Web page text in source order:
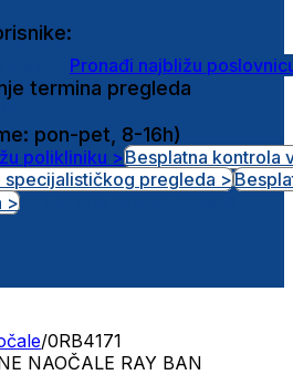
Pronađi najbližu
termina pregleda
pon-pet, 8-16h)
polikliniku >Besplatna kontrola
specijalističkog pregleda >
>
/0RB4171
NAOČALE RAY BAN